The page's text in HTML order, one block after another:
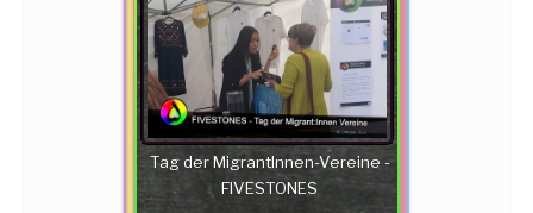
Tag der MigrantInnen-Vereine -
FIVESTONES